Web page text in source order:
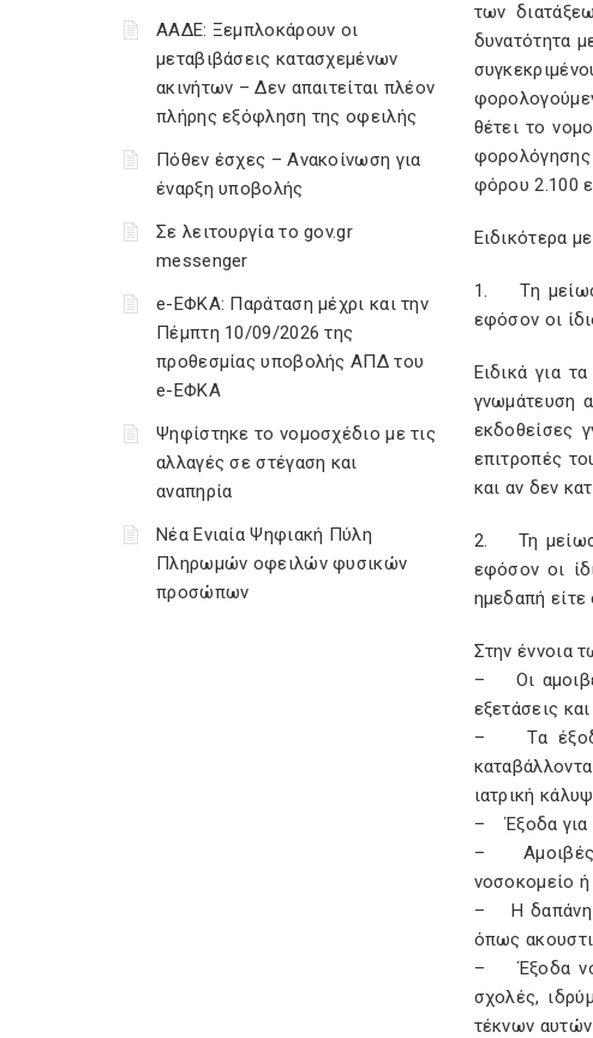
ΑΑΔΕ: Ξεμπλοκάρουν οι
μεταβιβάσεις κατασχεμένων
ακινήτων – Δεν απαιτείται πλέον
πλήρης εξόφληση της οφειλής
Πόθεν έσχες – Ανακοίνωση για
έναρξη υποβολής
Σε λειτουργία το gov.gr
messenger
e-ΕΦΚΑ: Παράταση μέχρι και την
Πέμπτη 10/09/2026 της
προθεσμίας υποβολής ΑΠΔ του
e-ΕΦΚΑ
Ψηφίστηκε το νομοσχέδιο με τις
αλλαγές σε στέγαση και
αναπηρία
Νέα Ενιαία Ψηφιακή Πύλη
Πληρωμών οφειλών φυσικών
προσώπων
των
δυνατότητα
θέτει το
φόρου 2.100
Ειδικότερα
1. Τη μείωση
εφόσον οι
Ειδικά για
γνωμάτευση
εκδοθείσες
επιτροπές
και αν δεν
2. Τη μείωση
εφόσον οι
ημεδαπή
Στην έννοια
– Οι
εξετάσεις
– Τα έξοδα
ιατρική
– Έξοδα για
– Αμοιβές
νοσοκομείο ή
– Η δαπάνη
όπως
– Έξοδα
σχολές,
τέκνων